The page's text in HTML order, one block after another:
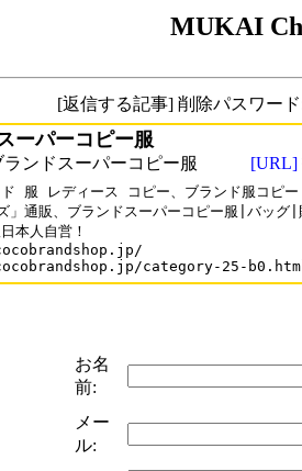
MUKAI
[返信する記事] 削除パスワー
ーパーコピー服
ンドスーパーコピー服
[URL]
服 レディース コピー、ブランド服コピー
」通販、ブランドスーパーコピー服|バッ
本人自営！
category-25-
お名
前:
メー
ル: